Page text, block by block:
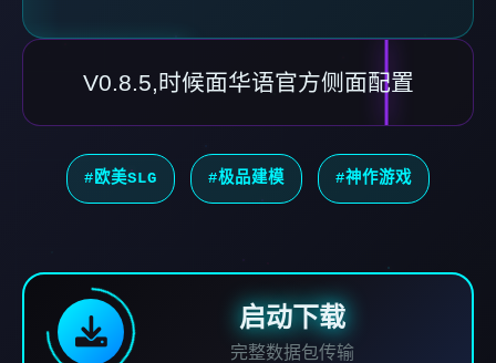
V0.8.5,时候面华语官方侧面配置
#欧美SLG #极品建模 #神作游戏
启动下载
完整数据包传输